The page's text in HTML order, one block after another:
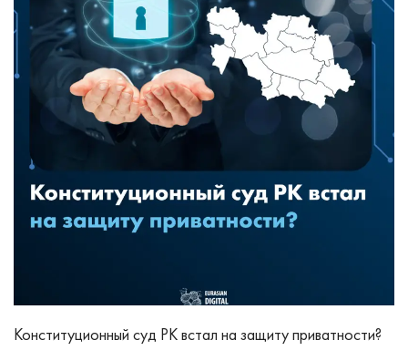
Конституционный суд РК встал на защиту приватности?